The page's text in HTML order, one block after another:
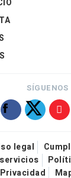
SÍGUENOS
legal